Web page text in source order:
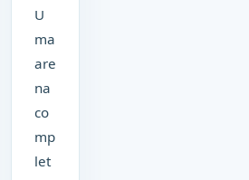
U
ma
are
na
co
mp
let